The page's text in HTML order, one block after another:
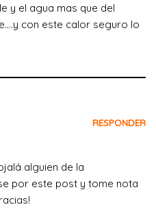
y el agua mas que del
con este calor seguro lo
RESPONDER
alguien de la
por este post y tome nota